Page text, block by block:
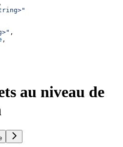
,
,
,
au niveau de